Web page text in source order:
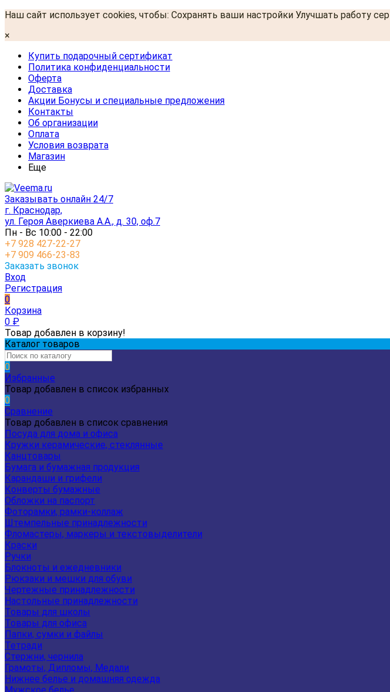
Наш сайт использует cookies, чтобы: Сохранять ваши настройки Улучшать работу
×
Купить подарочный сертификат
Политика конфиденциальности
Оферта
Доставка
Акции Бонусы и специальные предложения
Контакты
Об организации
Оплата
Условия возврата
Магазин
Еще
Заказывать онлайн 24/7
г. Краснодар,
ул. Героя Аверкиева А.А., д. 30, оф.7
Пн - Вс 10:00 - 22:00
+7 928 427-22-27
+7 909 466-23-83
Заказать звонок
Вход
Регистрация
0
Корзина
0 ₽
Товар добавлен в корзину!
Каталог товаров
0
Избранные
Товар добавлен в список избранных
0
Сравнение
Товар добавлен в список сравнения
Посуда для дома и офиса
Кружки керамические, стеклянные
Канцтовары
Бумага и бумажная продукция
Карандаши и грифели
Конверты бумажные
Обложки на паспорт
Фоторамки, рамки-коллаж
Штемпельные принадлежности
Фломастеры, маркеры и текстовыделители
Краски
Ручки
Блокноты и ежедневники
Рюкзаки и мешки для обуви
Чертежные принадлежности
Настольные принадлежности
Товары для школы
Товары для офиса
Папки, сумки и файлы
Тетради
Стержни, чернила
Грамоты, Дипломы, Медали
Нижнее белье и домашняя одежда